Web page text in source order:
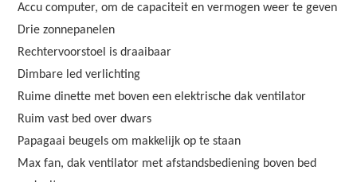
Accu computer, om de capaciteit en vermogen weer te geven
Drie zonnepanelen
Rechtervoorstoel is draaibaar
Dimbare led verlichting
Ruime dinette met boven een elektrische dak ventilator
Ruim vast bed over dwars
Papagaai beugels om makkelijk op te staan
Max fan, dak ventilator met afstandsbediening boven bed